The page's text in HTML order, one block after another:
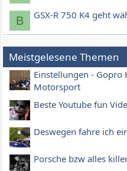
B GSX-R 750 K4 geht
Meistgelesene Themen
Einstellungen - Gopro
Motorsport
Beste Youtube fun
Deswegen fahre ich
Porsche bzw alles